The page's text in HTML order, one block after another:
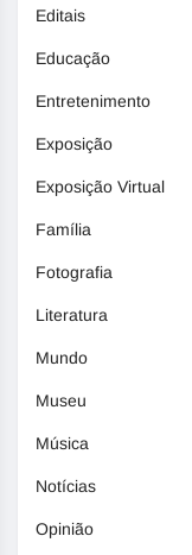
Editais
Educação
Entretenimento
Exposição
Exposição Virtual
Família
Fotografia
Literatura
Mundo
Museu
Música
Notícias
Opinião